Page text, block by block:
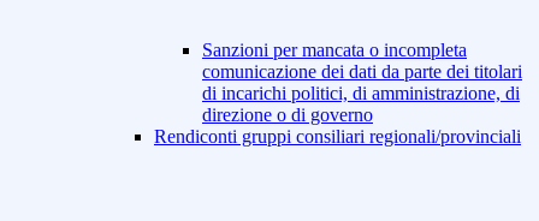
Sanzioni per mancata o incompleta
comunicazione dei dati da parte dei titolari
di incarichi politici, di amministrazione, di
direzione o di governo
Rendiconti gruppi consiliari regionali/provinciali